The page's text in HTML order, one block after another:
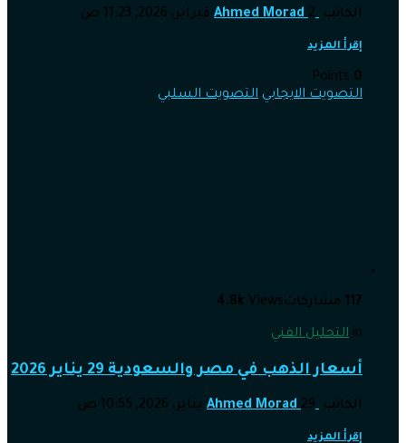
الكاتب Ahmed Morad 2 فبراير، 2026, 11:23 ص
إقرأ المزيد
0
التصويت الايجابي التصويت السلبي
117 مشاركات 4.8k Views
in التحليل الفني
أسعار الذهب في مصر والسعودية 29 يناير 2026
الكاتب Ahmed Morad 29 يناير، 2026, 10:55 ص
إقرأ المزيد